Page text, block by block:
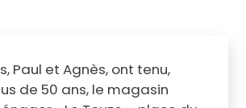
Paul et Agnès, ont tenu,
de 50 ans, le magasin